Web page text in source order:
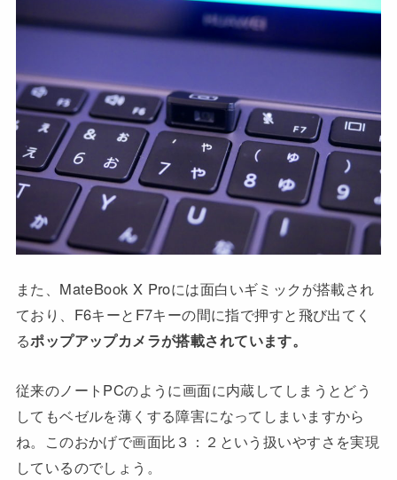
また、MateBook X Proには面白いギミックが搭載され
ており、F6キーとF7キーの間に指で押すと飛び出てく
るポップアップカメラが搭載されています。
従来のノートPCのように画面に内蔵してしまうとどう
してもベゼルを薄くする障害になってしまいますから
ね。このおかげで画面比３：２という扱いやすさを実現
しているのでしょう。